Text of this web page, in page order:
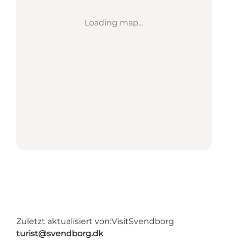
Loading map...
Zuletzt aktualisiert von:VisitSvendborg
turist@svendborg.dk